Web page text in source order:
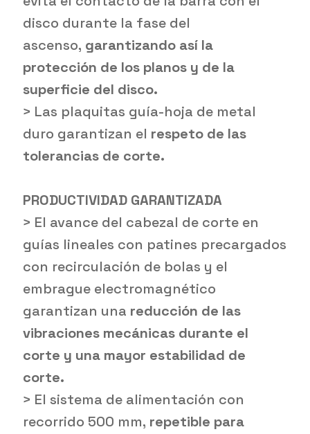
disco durante la fase del
ascenso, garantizando así la
protección de los planos y de la
superficie del disco.
> Las plaquitas guía-hoja de metal
duro garantizan el respeto de las
tolerancias de corte.
PRODUCTIVIDAD GARANTIZADA
> El avance del cabezal de corte en
guías lineales con patines precargados
con recirculación de bolas y el
embrague electromagnético
garantizan una reducción de las
vibraciones mecánicas durante el
corte y una mayor estabilidad de
corte.
> El sistema de alimentación con
recorrido 500 mm, repetible para